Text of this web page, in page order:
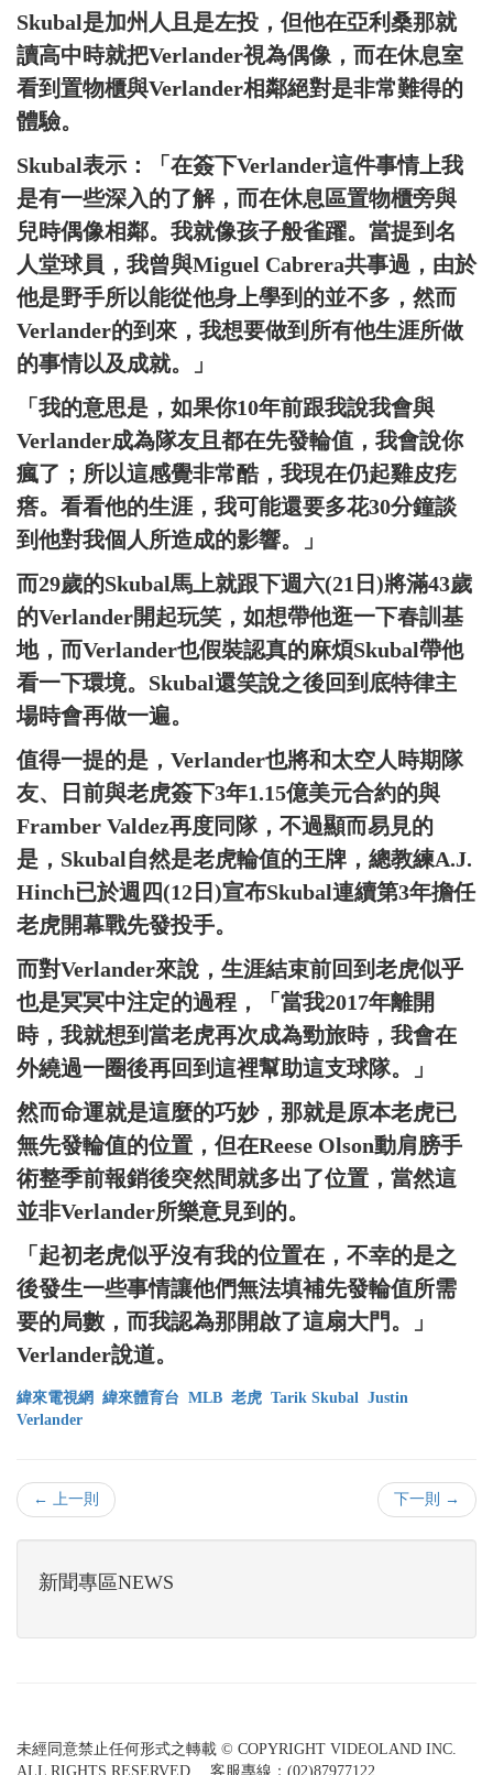
Skubal是加州人且是左投，但他在亞利桑那就
讀高中時就把Verlander視為偶像，而在休息室
看到置物櫃與Verlander相鄰絕對是非常難得的
體驗。
Skubal表示：「在簽下Verlander這件事情上我
是有一些深入的了解，而在休息區置物櫃旁與
兒時偶像相鄰。我就像孩子般雀躍。當提到名
人堂球員，我曾與Miguel Cabrera共事過，由於
他是野手所以能從他身上學到的並不多，然而
Verlander的到來，我想要做到所有他生涯所做
的事情以及成就。」
「我的意思是，如果你10年前跟我說我會與
Verlander成為隊友且都在先發輪值，我會說你
瘋了；所以這感覺非常酷，我現在仍起雞皮疙
瘩。看看他的生涯，我可能還要多花30分鐘談
到他對我個人所造成的影響。」
而29歲的Skubal馬上就跟下週六(21日)將滿43歲
的Verlander開起玩笑，如想帶他逛一下春訓基
地，而Verlander也假裝認真的麻煩Skubal帶他
看一下環境。Skubal還笑說之後回到底特律主
場時會再做一遍。
值得一提的是，Verlander也將和太空人時期隊
友、日前與老虎簽下3年1.15億美元合約的與
Framber Valdez再度同隊，不過顯而易見的
是，Skubal自然是老虎輪值的王牌，總教練A.J.
Hinch已於週四(12日)宣布Skubal連續第3年擔任
老虎開幕戰先發投手。
而對Verlander來說，生涯結束前回到老虎似乎
也是冥冥中注定的過程，「當我2017年離開
時，我就想到當老虎再次成為勁旅時，我會在
外繞過一圈後再回到這裡幫助這支球隊。」
然而命運就是這麼的巧妙，那就是原本老虎已
無先發輪值的位置，但在Reese Olson動肩膀手
術整季前報銷後突然間就多出了位置，當然這
並非Verlander所樂意見到的。
「起初老虎似乎沒有我的位置在，不幸的是之
後發生一些事情讓他們無法填補先發輪值所需
要的局數，而我認為那開啟了這扇大門。」
Verlander說道。
緯來電視網 緯來體育台 MLB 老虎 Tarik Skubal
Justin
Verlander
← 上一則 下一則 →
新聞專區NEWS
未經同意禁止任何形式之轉載 © COPYRIGHT VIDEOLAND INC.
ALL RIGHTS RESERVED. 客服專線：(02)87977122